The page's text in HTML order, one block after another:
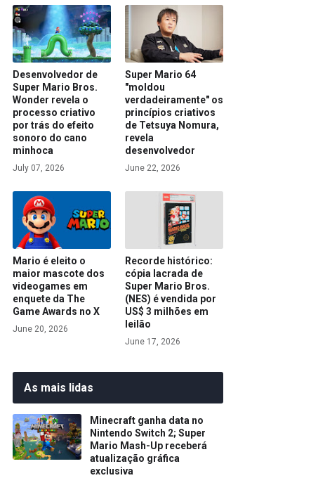
Desenvolvedor de
Super Mario Bros.
Wonder revela o
processo criativo
por trás do efeito
sonoro do cano
minhoca
July 07, 2026
Super Mario 64
"moldou
verdadeiramente" os
princípios criativos
de Tetsuya Nomura,
revela
desenvolvedor
June 22, 2026
Mario é eleito o
maior mascote dos
videogames em
enquete da The
Game Awards no X
June 20, 2026
Recorde histórico:
cópia lacrada de
Super Mario Bros.
(NES) é vendida por
US$ 3 milhões em
leilão
June 17, 2026
As mais lidas
Minecraft ganha data no
Nintendo Switch 2; Super
Mario Mash-Up receberá
atualização gráfica
exclusiva